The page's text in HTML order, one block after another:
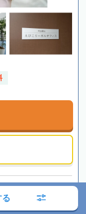
2-16-4 扶桑東京ビル2階